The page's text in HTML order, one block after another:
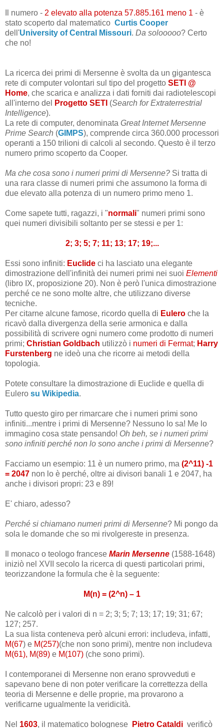
Il numero - 2 elevato alla potenza 57.885.161 meno 1 - è
stato scoperto dal matematico Curtis Cooper
dell'University of Central Missouri. Da solooooo? Certo
che no!
La ricerca dei primi di Mersenne è svolta da un gigantesca
rete di computer volontari sul tipo del progetto SETI @
Home, che scarica e analizza i dati forniti dai radiotelescopi
all'interno del
Progetto SETI (Search for Extraterrestrial
Intelligence).
La rete di computer, denominata Great Internet Mersenne
Prime Search (GIMPS), comprende circa 360.000 processori
operanti a 150 trilioni di calcoli al secondo. Questo è il terzo
numero primo scoperto da Cooper.
Ma che cosa sono i numeri primi di Mersenne? Si tratta di
una rara classe di numeri primi che assumono la forma di
due elevato alla potenza di un numero primo meno 1.
Come sapete tutti, ragazzi, i "normali" numeri primi sono
quei numeri divisibili soltanto per se stessi e per 1:
2; 3; 5; 7; 11; 13; 17; 19;...
Essi sono infiniti: Euclide ci ha lasciato una elegante
dimostrazione dell'infinità dei numeri primi nei suoi Elementi
(libro IX, proposizione 20). Non è però l'unica dimostrazione
perché ce ne sono molte altre, che utilizzano diverse
tecniche.
Per citarne alcune famose, ricordo quella di Eulero che la
ricavò dalla divergenza della serie armonica e dalla
possibilità di scrivere ogni numero come prodotto di numeri
primi; Christian Goldbach utilizzò i numeri di Fermat; Harry
Furstenberg ne ideò una che ricorre ai metodi della
topologia.
Potete consultare la dimostrazione di Euclide e quella di
Eulero su Wikipedia.
Tutto questo giro per rimarcare che i numeri primi sono
infiniti...mentre i primi di Mersenne? Nessuno lo sa! Me lo
immagino cosa state pensando! Oh beh, se i numeri primi
sono infiniti perché non lo sono anche i primi di Mersenne?
Facciamo un esempio: 11 è un numero primo, ma (2^11) -1
= 2047 non lo è perché, oltre ai divisori banali 1 e 2047, ha
anche i divisori propri: 23 e 89!
E' chiaro, adesso?
Perché si chiamano numeri primi di Mersenne? Mi pongo da
sola le domande che so mi rivolgereste in presenza.
Il monaco o teologo francese Marin Mersenne (1588-1648)
iniziò nel XVII secolo la ricerca di questi particolari primi,
teorizzandone la formula che è la seguente:
M(n) = (2^n) – 1
Ne calcolò per i valori di n = 2; 3; 5; 7; 13; 17; 19; 31; 67;
127; 257.
La sua lista conteneva però alcuni errori: includeva, infatti,
M(67) e M(257)(che non sono primi), mentre non includeva
M(61), M(89) e M(107) (che sono primi).
I contemporanei di Mersenne non erano sprovveduti e
sapevano bene di non poter verificare la correttezza della
teoria di Mersenne e delle proprie, ma provarono a
verificarne ugualmente la veridicità.
Nel 1603, il matematico bolognese Pietro Cataldi verificò